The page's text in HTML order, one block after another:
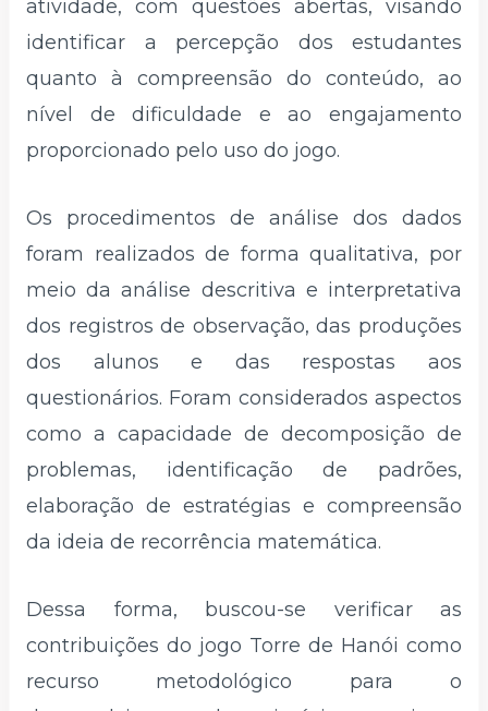
atividade, com questões abertas, visando
identificar a percepção dos estudantes
quanto à compreensão do conteúdo, ao
nível de dificuldade e ao engajamento
proporcionado pelo uso do jogo.
Os procedimentos de análise dos dados
foram realizados de forma qualitativa, por
meio da análise descritiva e interpretativa
dos registros de observação, das produções
dos alunos e das respostas aos
questionários. Foram considerados aspectos
como a capacidade de decomposição de
problemas, identificação de padrões,
elaboração de estratégias e compreensão
da ideia de recorrência matemática.
Dessa forma, buscou-se verificar as
contribuições do jogo Torre de Hanói como
recurso metodológico para o